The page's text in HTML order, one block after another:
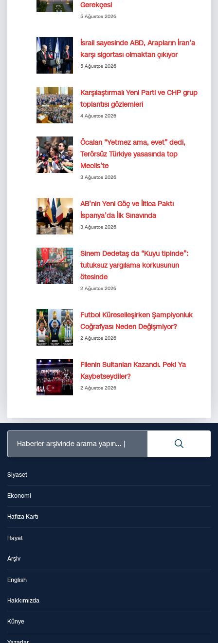
Gerekçesi
5 Ağustos 2026
İsrail sayesinde ABD, Arapların İran’a
karşı sigortası olmaktan çıkıyor
5 Ağustos 2026
Karşılaştırmalı Yeni Parti ve CHP grup
toplantısı gözlemleri
4 Ağustos 2026
Öcalan “Yetmez ama, evet” dedi,
Terörsüz Türkiye yasasında top
Meclis’te
3 Ağustos 2026
AB’nin Yeni Göç ve İltica Paktı
İspanya’da İlk Sınavında
3 Ağustos 2026
Sinem Dedetaş da “Kuyu tipinde”:
tutuksuz yargılama korkusunun
ötesinde
2 Ağustos 2026
Futbol Küreselleşirken Şampiyonluk
Coğrafyası Neden Değişmiyor?
2 Ağustos 2026
Filenin Sultanları Kazandı. Peki Ya
Kaybetseydiler?
2 Ağustos 2026
Haberler arşivinde arama yapın...
Siyaset
Ekonomi
Hafıza Kartı
Hayat
Arşiv
English
Hakkımızda
Künye